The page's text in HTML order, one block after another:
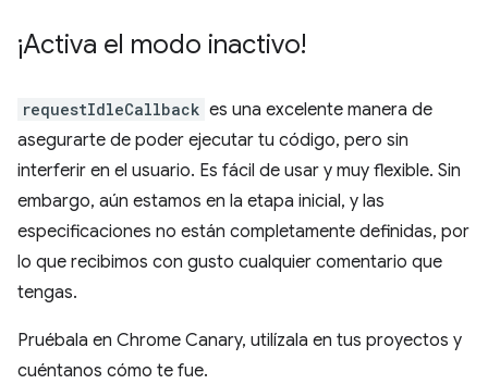
¡Activa el modo inactivo!
requestIdleCallback es una excelente manera de
asegurarte de poder ejecutar tu código, pero sin
interferir en el usuario. Es fácil de usar y muy flexible. Sin
embargo, aún estamos en la etapa inicial, y las
especificaciones no están completamente definidas, por
lo que recibimos con gusto cualquier comentario que
tengas.
Pruébala en Chrome Canary, utilízala en tus proyectos y
cuéntanos cómo te fue.